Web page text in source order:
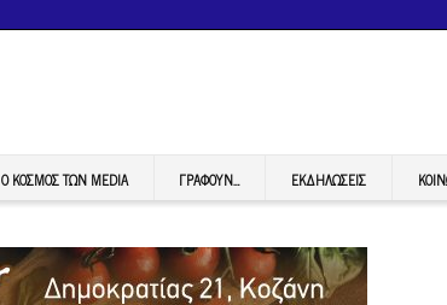
Ο ΚΟΣΜΟΣ ΤΩΝ MEDIA ΓΡΆΦΟΥΝ… ΕΚΔΗΛΏΣΕΙΣ